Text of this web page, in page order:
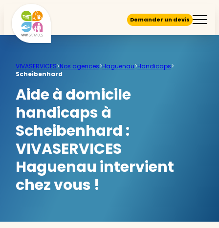
Demander un devis
VIVASERVICES>Nos agences>Haguenau>Handicaps>
Scheibenhard
Aide à domicile
handicaps à
Scheibenhard :
VIVASERVICES
Haguenau intervient
chez vous !